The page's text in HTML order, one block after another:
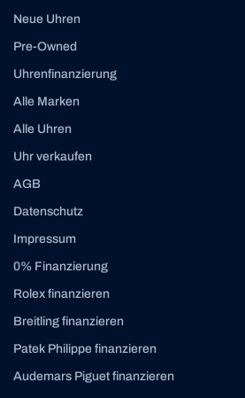
Neue Uhren
Pre-Owned
Uhrenfinanzierung
Alle Marken
Alle Uhren
Uhr verkaufen
AGB
Datenschutz
Impressum
0% Finanzierung
Rolex finanzieren
Breitling finanzieren
Patek Philippe finanzieren
Audemars Piguet finanzieren